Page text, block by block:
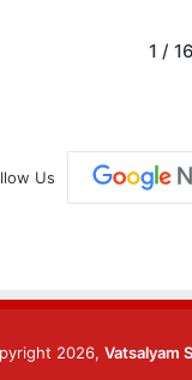
1 /
Us
2026,Vatsalyam